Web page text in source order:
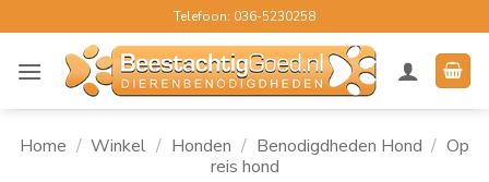
naar
inhoud
Telefoon: 036-5230258
Home / Winkel / Honden / Benodigdheden Hond / Op
reis hond